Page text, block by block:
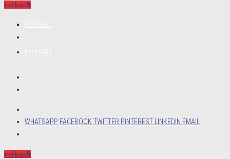
verkauft
WHATSAPP FACEBOOK TWITTER PINTEREST LINKEDIN EMAIL
verkauft